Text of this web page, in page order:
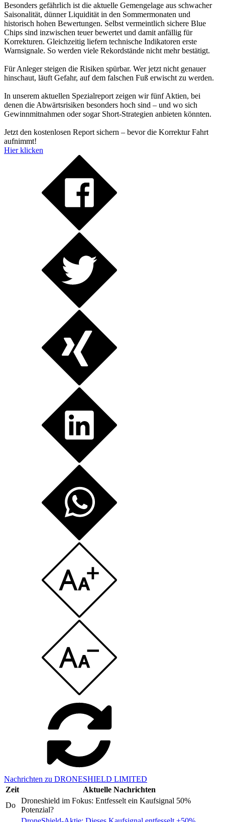
Besonders gefährlich ist die aktuelle Gemengelage aus schwacher
Saisonalität, dünner Liquidität in den Sommermonaten und
historisch hohen Bewertungen. Selbst vermeintlich sichere Blue
Chips sind inzwischen teuer bewertet und damit anfällig für
Korrekturen. Gleichzeitig liefern technische Indikatoren erste
Warnsignale. So werden viele Rekordstände nicht mehr bestätigt.
Für Anleger steigen die Risiken spürbar. Wer jetzt nicht genauer
hinschaut, läuft Gefahr, auf dem falschen Fuß erwischt zu werden.
In unserem aktuellen Spezialreport zeigen wir fünf Aktien, bei
denen die Abwärtsrisiken besonders hoch sind – und wo sich
Gewinnmitnahmen oder sogar Short-Strategien anbieten könnten.
Jetzt den kostenlosen Report sichern – bevor die Korrektur Fahrt
aufnimmt!
Hier klicken
Nachrichten zu DRONESHIELD LIMITED
Zeit
Aktuelle Nachrichten
Do
Droneshield im Fokus: Entfesselt ein Kaufsignal 50%
Potenzial?